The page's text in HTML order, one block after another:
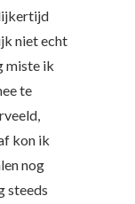
niet echt
miste ik
te
kon ik
nog
steeds